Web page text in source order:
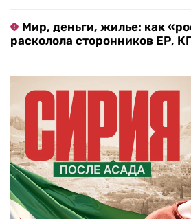
Мир, деньги, жилье: как
расколола сторонников ЕР,